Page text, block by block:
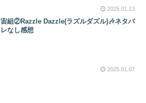
2025.01.13
宙組②Razzle Dazzle(ラズルダズル)🎶ネタバ
レなし感想
2025.01.07